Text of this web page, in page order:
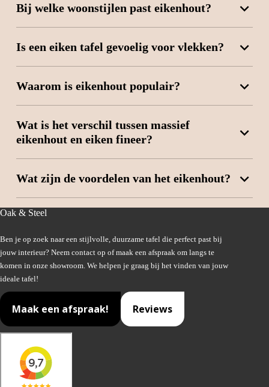
Bij welke woonstijlen past eikenhout?
Is een eiken tafel gevoelig voor vlekken?
Waarom is eikenhout populair?
Wat is het verschil tussen massief
eikenhout en eiken fineer?
Wat zijn de voordelen van het eikenhout?
Oak & Steel
Ben je op zoek naar een stijlvolle, duurzame tafel die perfect past bij
jouw interieur? Neem contact op of maak een afspraak om langs te
komen in onze showroom. We helpen je graag bij het vinden van jouw
ideale tafel!
Maak een afspraak! Reviews